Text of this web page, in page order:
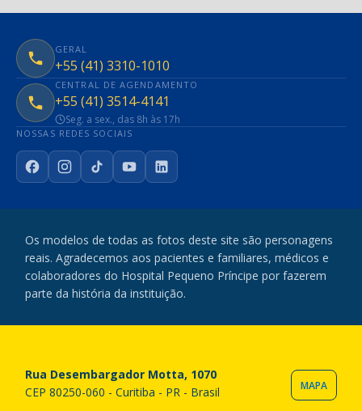
GERAL
+55 (41) 3310-1010
CENTRAL DE AGENDAMENTO
+55 (41) 3514-4141
Seg. a sex., das 8h às 17h
NOSSAS REDES SOCIAIS
FacebookInstagram
TikTokYouTubeLinkedIn
Os modelos de todas as fotos deste site são personagens
reais. Agradecemos aos pacientes e familiares, médicos e
colaboradores do Hospital Pequeno Príncipe por fazerem
parte da história da instituição.
Rua Desembargador Motta, 1070
CEP 80250-060 - Curitiba - PR - Brasil
MAPA